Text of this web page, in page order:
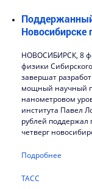
Новосибирске
НОВОСИБИРСК, 8
физики
завершат
мощный научный
нанометровом
института Павел
рублей
четверг
Подробнее
ТАСС